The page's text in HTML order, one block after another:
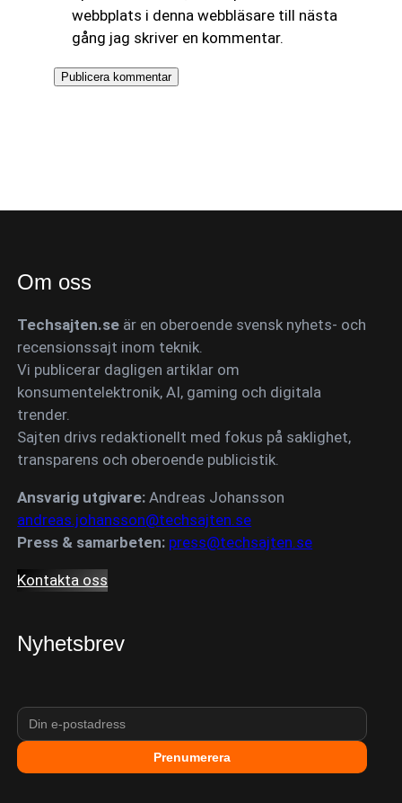
webbplats i denna webbläsare till nästa
gång jag skriver en kommentar.
Om oss
Techsajten.se är en oberoende svensk nyhets- och
recensionssajt inom teknik.
Vi publicerar dagligen artiklar om
konsumentelektronik, AI, gaming och digitala
trender.
Sajten drivs redaktionellt med fokus på saklighet,
transparens och oberoende publicistik.
Ansvarig utgivare: Andreas Johansson
andreas.johansson@techsajten.se
Press & samarbeten: press@techsajten.se
Kontakta oss
Nyhetsbrev
Prenumerera